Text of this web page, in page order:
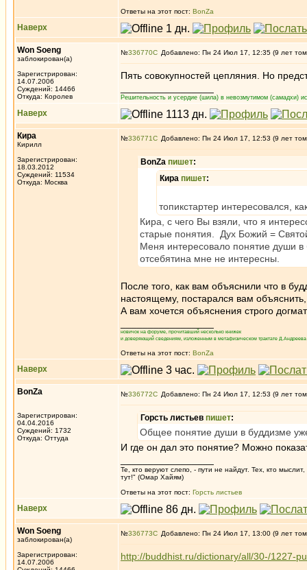
Ответы на этот пост: BonZa
Наверх
Won Soeng
заблокирован(а)
Зарегистрирован:
14.07.2006
Суждений: 14466
Откуда: Королев
№336770 Добавлено: Пн 24 Июл 17, 12:35 (9 лет
Пять совокупностей цепляния. Но
Решительность и усердие (шила) в невозмутимом (самадхи)
Наверх
Кира
Кирилл
Зарегистрирован:
18.03.2012
Суждений: 11534
Откуда: Москва
№336771 Добавлено: Пн 24 Июл 17, 12:53 (9 лет
BonZa пишет:
Кира пишет:
топикстартер интересовался,
Кира, с чего Вы взяли, что я
старые понятия. Дух Божий =
Меня интересовало понятие души
отсебятина мне не интересны.
После того, как вам объяснили что в
настоящему, постарался вам
А вам хочется объяснения строго
новичок на форуме, прочитавший несколько книжек
и доверяющий сведениям, изложенным в метафизическом трактате
Ответы на этот пост: BonZa
Наверх
BonZa
Зарегистрирован:
04.04.2016
Суждений: 1732
Откуда: Oттyдa
№336772 Добавлено: Пн 24 Июл 17, 12:53 (9 лет
Горсть листьев пишет:
Общее понятие души в буддизме
И где он дал это понятие? Можно
Те, кто веруют слепо, - пути не найдут. Тех, кто
тут!" (Омар Хайям)
Ответы на этот пост: Горсть листьев
Наверх
Won Soeng
заблокирован(а)
Зарегистрирован:
14.07.2006
№336773 Добавлено: Пн 24 Июл 17, 13:00 (9 лет
http://buddhist.ru/dictionary/all/30-/1227-